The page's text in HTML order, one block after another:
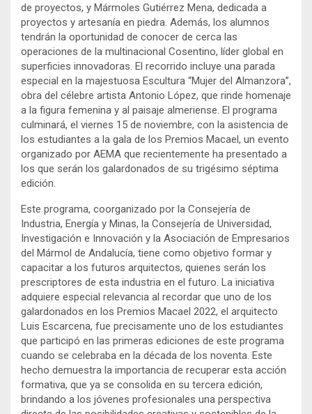
de proyectos, y Mármoles Gutiérrez Mena, dedicada a
proyectos y artesanía en piedra. Además, los alumnos
tendrán la oportunidad de conocer de cerca las
operaciones de la multinacional Cosentino, líder global en
superficies innovadoras. El recorrido incluye una parada
especial en la majestuosa Escultura “Mujer del Almanzora”,
obra del célebre artista Antonio López, que rinde homenaje
a la figura femenina y al paisaje almeriense. El programa
culminará, el viernes 15 de noviembre, con la asistencia de
los estudiantes a la gala de los Premios Macael, un evento
organizado por AEMA que recientemente ha presentado a
los que serán los galardonados de su trigésimo séptima
edición.
Este programa, coorganizado por la Consejería de
Industria, Energía y Minas, la Consejería de Universidad,
Investigación e Innovación y la Asociación de Empresarios
del Mármol de Andalucía, tiene como objetivo formar y
capacitar a los futuros arquitectos, quienes serán los
prescriptores de esta industria en el futuro. La iniciativa
adquiere especial relevancia al recordar que uno de los
galardonados en los Premios Macael 2022, el arquitecto
Luis Escarcena, fue precisamente uno de los estudiantes
que participó en las primeras ediciones de este programa
cuando se celebraba en la década de los noventa. Este
hecho demuestra la importancia de recuperar esta acción
formativa, que ya se consolida en su tercera edición,
brindando a los jóvenes profesionales una perspectiva